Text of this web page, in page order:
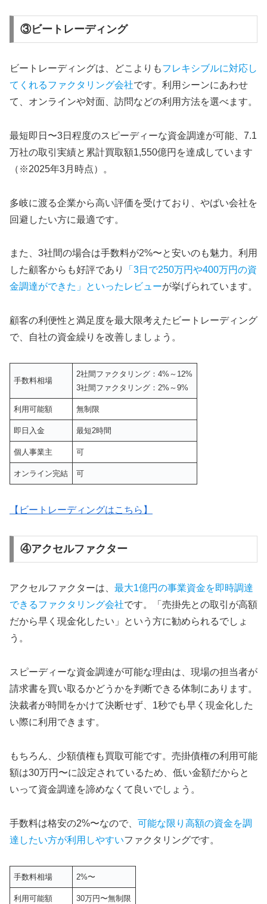
③ビートレーディング
ビートレーディングは、どこよりもフレキシブルに対応し
てくれるファクタリング会社です。利用シーンにあわせ
て、オンラインや対面、訪問などの利用方法を選べます。
最短即日〜3日程度のスピーディーな資金調達が可能、7.1
万社の取引実績と累計買取額1,550億円を達成しています
（※2025年3月時点）。
多岐に渡る企業から高い評価を受けており、やばい会社を
回避したい方に最適です。
また、3社間の場合は手数料が2%〜と安いのも魅力。利用
した顧客からも好評であり
「3日で250万円や400万円の資
金調達ができた」といったレビューが挙げられています。
顧客の利便性と満足度を最大限考えたビートレーディング
で、自社の資金繰りを改善しましょう。
手数料相場
2社間ファクタリング：4%～12%
3社間ファクタリング：2%～9%
利用可能額 無制限
即日入金 最短2時間
個人事業主 可
オンライン完結 可
【ビートレーディングはこちら】
④アクセルファクター
アクセルファクターは、 最大1億円の事業資金を即時調達
できるファクタリング会社です。「売掛先との取引が高額
だから早く現金化したい」という方に勧められるでしょ
う。
スピーディーな資金調達が可能な理由は、現場の担当者が
請求書を買い取るかどうかを判断できる体制にあります。
決裁者が時間をかけて決断せず、1秒でも早く現金化した
い際に利用できます。
もちろん、少額債権も買取可能です。売掛債権の利用可能
額は30万円〜に設定されているため、低い金額だからと
いって資金調達を諦めなくて良いでしょう。
手数料は格安の2%〜なので、 可能な限り高額の資金を調
達したい方が利用しやすいファクタリングです。
手数料相場 2%〜
利用可能額 30万円〜無制限